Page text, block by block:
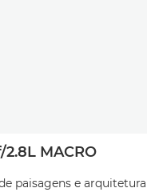
MACRO
paisagens e arquitetura